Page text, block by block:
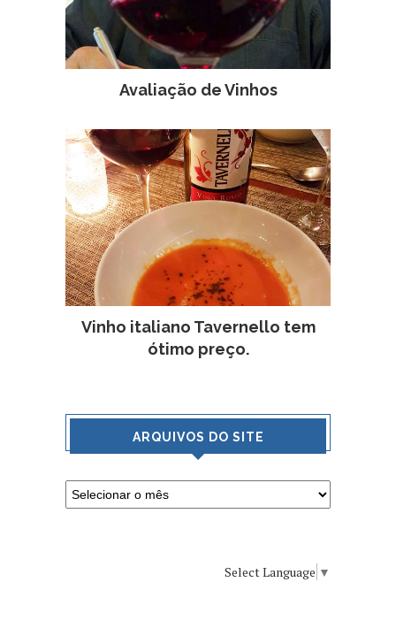
Avaliação de Vinhos
Vinho italiano Tavernello tem
ótimo preço.
ARQUIVOS DO SITE
Select Language ▼